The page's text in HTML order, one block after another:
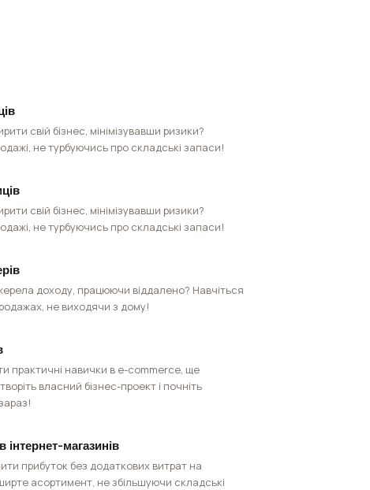
свій бізнес, мінімізувавши ризики?
не турбуючись про складські запаси!
свій бізнес, мінімізувавши ризики?
не турбуючись про складські запаси!
доходу, працюючи віддалено? Навчіться
не виходячи з дому!
практичні навички в e-commerce, ще
власний бізнес-проект і почніть
інтернет-магазинів
прибуток без додаткових витрат на
асортимент, не збільшуючи складські